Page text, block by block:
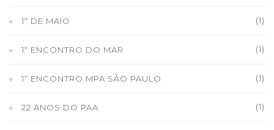
1º DE MAIO (1)
1º ENCONTRO DO MAR (1)
1º ENCONTRO MPA SÃO PAULO (1)
22 ANOS DO PAA (1)